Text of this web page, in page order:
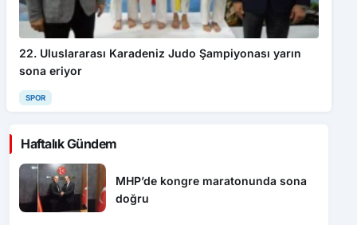
22. Uluslararası Karadeniz Judo Şampiyonası yarın
sona eriyor
SPOR
Haftalık Gündem
MHP’de kongre maratonunda sona
doğru